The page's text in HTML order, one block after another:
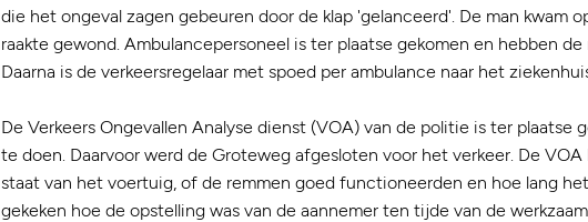
die het ongeval zagen gebeuren door de klap 'gelanceerd'. De man kwam
raakte gewond. Ambulancepersoneel is ter plaatse gekomen en hebben
Daarna is de verkeersregelaar met spoed per ambulance naar het
De Verkeers Ongevallen Analyse dienst (VOA) van de politie is ter plaatse
te doen. Daarvoor werd de Groteweg afgesloten voor het verkeer. De VOA
staat van het voertuig, of de remmen goed functioneerden en hoe lang
gekeken hoe de opstelling was van de aannemer ten tijde van de